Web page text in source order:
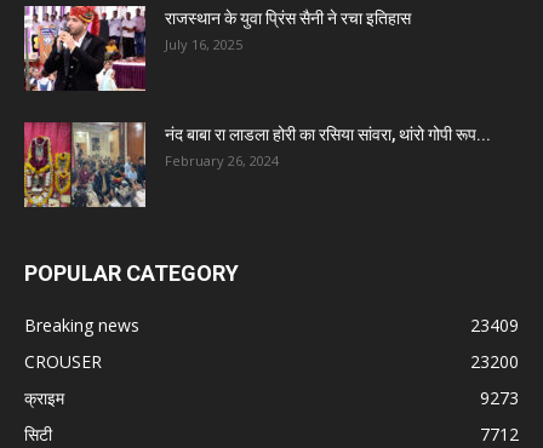
राजस्थान के युवा प्रिंस सैनी ने रचा इतिहास
July 16, 2025
नंद बाबा रा लाडला होरी का रसिया सांवरा, थांरो गोपी रूप...
February 26, 2024
POPULAR CATEGORY
Breaking news
23409
CROUSER
23200
क्राइम
9273
सिटी
7712